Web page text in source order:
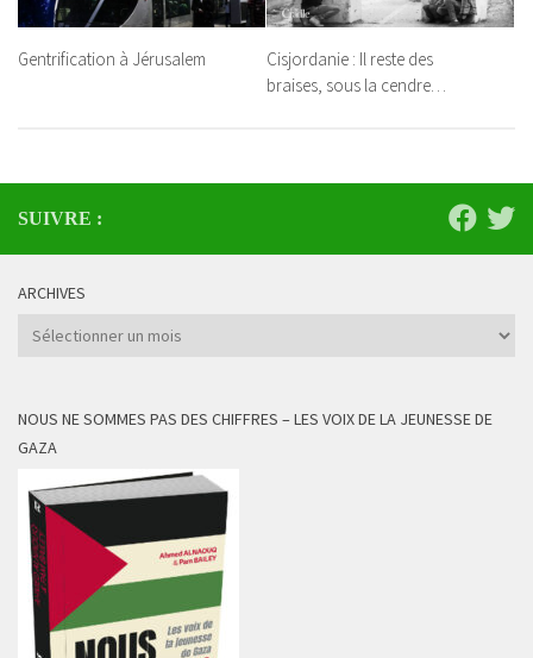
Gentrification à Jérusalem
Cisjordanie : Il reste des
braises, sous la cendre…
SUIVRE :
ARCHIVES
Archives
NOUS NE SOMMES PAS DES CHIFFRES – LES VOIX DE LA JEUNESSE DE
GAZA